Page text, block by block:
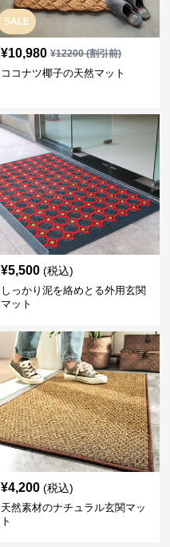
SALE
¥10,980 ¥12200(割引前)
ココナツ椰子の天然マット
¥5,500 (税込)
しっかり泥を絡めとる外用玄関
マット
¥4,200 (税込)
天然素材のナチュラル玄関マッ
ト